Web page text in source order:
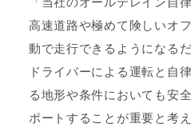
「当社のオールテレイン自
高速道路や極めて険しいオ
動で走行できるようになる
ドライバーによる運転と自
る地形や条件においても安
ポートすることが重要と考え